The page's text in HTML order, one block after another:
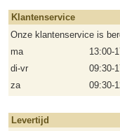
Klantenservice
Onze klantenservice is
ma
13:00-
di-vr
09:30-
za
09:30-
Levertijd